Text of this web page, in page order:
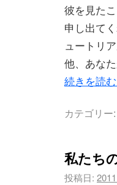
彼を見た
申し出て
ュートリ
他、あな
続きを読む
カテゴリー:
私たち
投稿日: